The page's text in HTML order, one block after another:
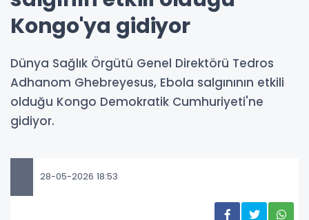
Kongo'ya gidiyor
Dünya Sağlık Örgütü Genel Direktörü Tedros
Adhanom Ghebreyesus, Ebola salgınının etkili
olduğu Kongo Demokratik Cumhuriyeti'ne
gidiyor.
28-05-2026 18:53